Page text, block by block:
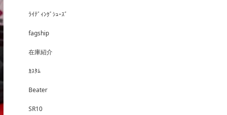
ﾗｲﾃﾞｨﾝｸﾞｼｭｰｽﾞ
fagship
在庫紹介
ｶｽﾀﾑ
Beater
SR10